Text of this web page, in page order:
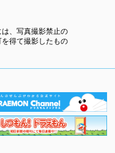
、写真撮影禁止の
得て撮影したもの